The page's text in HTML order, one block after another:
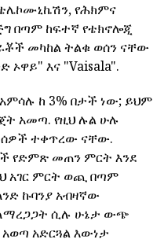
የሕክምና
በጣም ከፍተኛ የቴክኖሎጂ
መካከል ትልቁ ወሰን ናቸው
ኦዋይ" እና "Vaisala".
ከ 3% በታች ነው; ይህም
አመጣ. የዚህ ሉል ሁሉ
ሰዎች ተቀጥረው ናቸው.
የድምጽ መጠን ምርት እንደ
አገር ምርት ወጪ በጣም
ኩባንያ አብዛኛው
ሲሉ ሁኔታ ውጭ
አድርጓል እውነታ